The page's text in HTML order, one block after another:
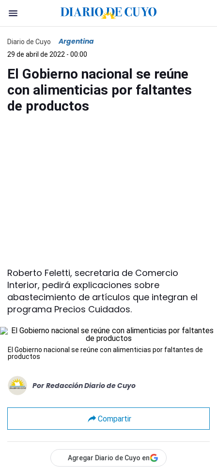
Diario de Cuyo Argentina
29 de abril de 2022 - 00:00
El Gobierno nacional se reúne
con alimenticias por faltantes
de productos
Roberto Feletti, secretaria de Comercio
Interior, pedirá explicaciones sobre
abastecimiento de artículos que integran el
programa Precios Cuidados.
El Gobierno nacional se reúne con alimenticias por faltantes de
productos
Por Redacción Diario de Cuyo
Compartir
Agregar Diario de Cuyo en